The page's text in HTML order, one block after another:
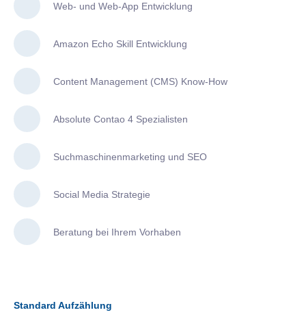
Web- und Web-App Entwicklung
Amazon Echo Skill Entwicklung
Content Management (CMS) Know-How
Absolute Contao 4 Spezialisten
Suchmaschinenmarketing und SEO
Social Media Strategie
Beratung bei Ihrem Vorhaben
Standard Aufzählung